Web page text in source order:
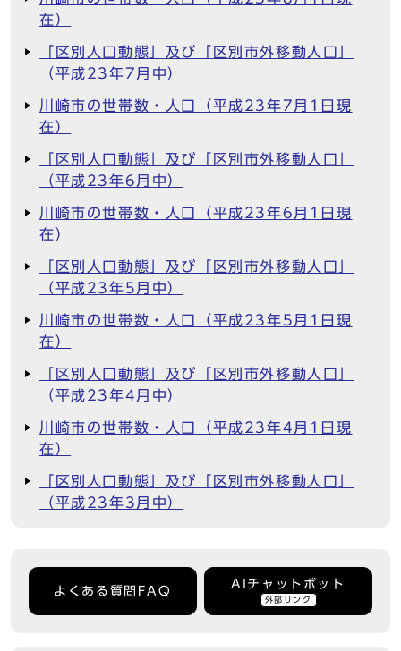
在）
「区別人口動態」及び「区別市外移動人口」
（平成23年7月中）
川崎市の世帯数・人口（平成23年7月1日現
在）
「区別人口動態」及び「区別市外移動人口」
（平成23年6月中）
川崎市の世帯数・人口（平成23年6月1日現
在）
「区別人口動態」及び「区別市外移動人口」
（平成23年5月中）
川崎市の世帯数・人口（平成23年5月1日現
在）
「区別人口動態」及び「区別市外移動人口」
（平成23年4月中）
川崎市の世帯数・人口（平成23年4月1日現
在）
「区別人口動態」及び「区別市外移動人口」
（平成23年3月中）
よくある質問FAQ
AIチャットボット
外部リンク